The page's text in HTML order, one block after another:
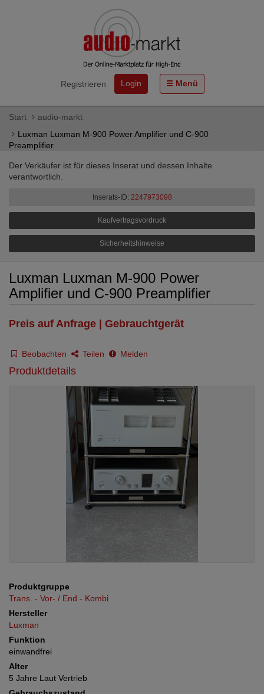
Registrieren Login Menü
Start
audio-markt
Luxman Luxman M-900 Power Amplifier und C-900
Preamplifier
Der Verkäufer ist für dieses Inserat und dessen Inhalte
verantwortlich.
Inserats-ID: 2247973098
Kaufvertragsvordruck
Sicherheitshinweise
Luxman Luxman M-900 Power
Amplifier und C-900 Preamplifier
Preis auf Anfrage | Gebrauchtgerät
Beobachten Teilen Melden
Produktdetails
Produktgruppe
Trans. - Vor- / End - Kombi
Hersteller
Luxman
Funktion
einwandfrei
Alter
5 Jahre Laut Vertrieb